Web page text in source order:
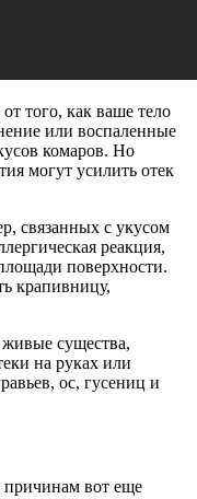
того, как ваше тело
или воспаленные
комаров. Но
могут усилить отек
связанных с укусом
реакция,
поверхности.
крапивницу,
существа,
на руках или
ос, гусениц и
вот еще